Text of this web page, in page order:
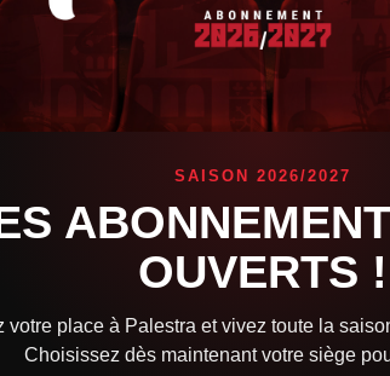
SAISON 2026/2027
OUVERTS !
votre place à Palestra et vivez toute la
Choisissez dès maintenant votre siège